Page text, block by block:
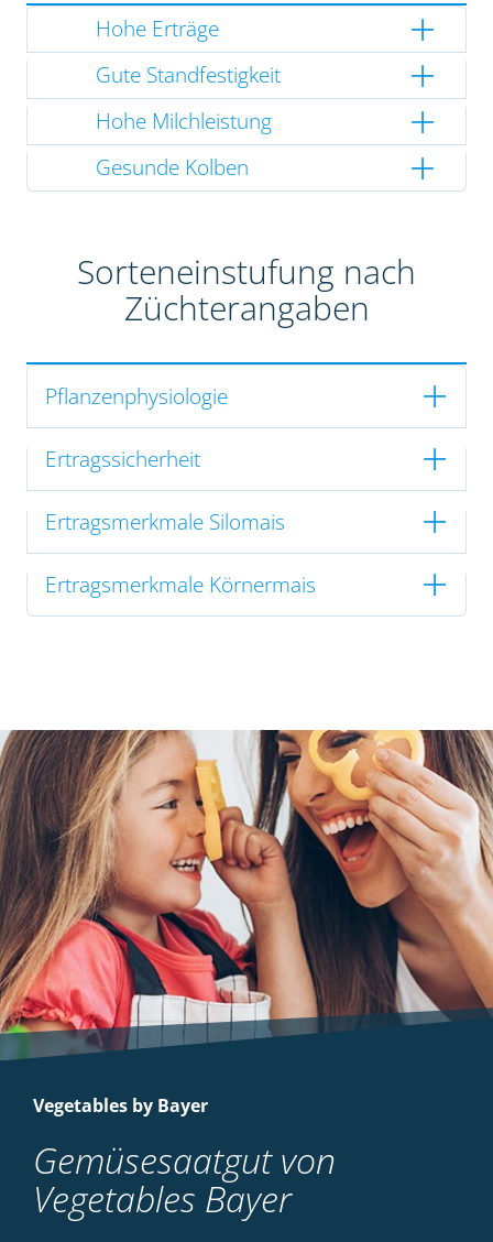
Hohe Erträge
Gute Standfestigkeit
Hohe Milchleistung
Gesunde Kolben
Sorteneinstufung nach
Züchterangaben
Pflanzenphysiologie
Ertragssicherheit
Ertragsmerkmale Silomais
Ertragsmerkmale Körnermais
Vegetables by Bayer
Gemüsesaatgut von
Vegetables Bayer